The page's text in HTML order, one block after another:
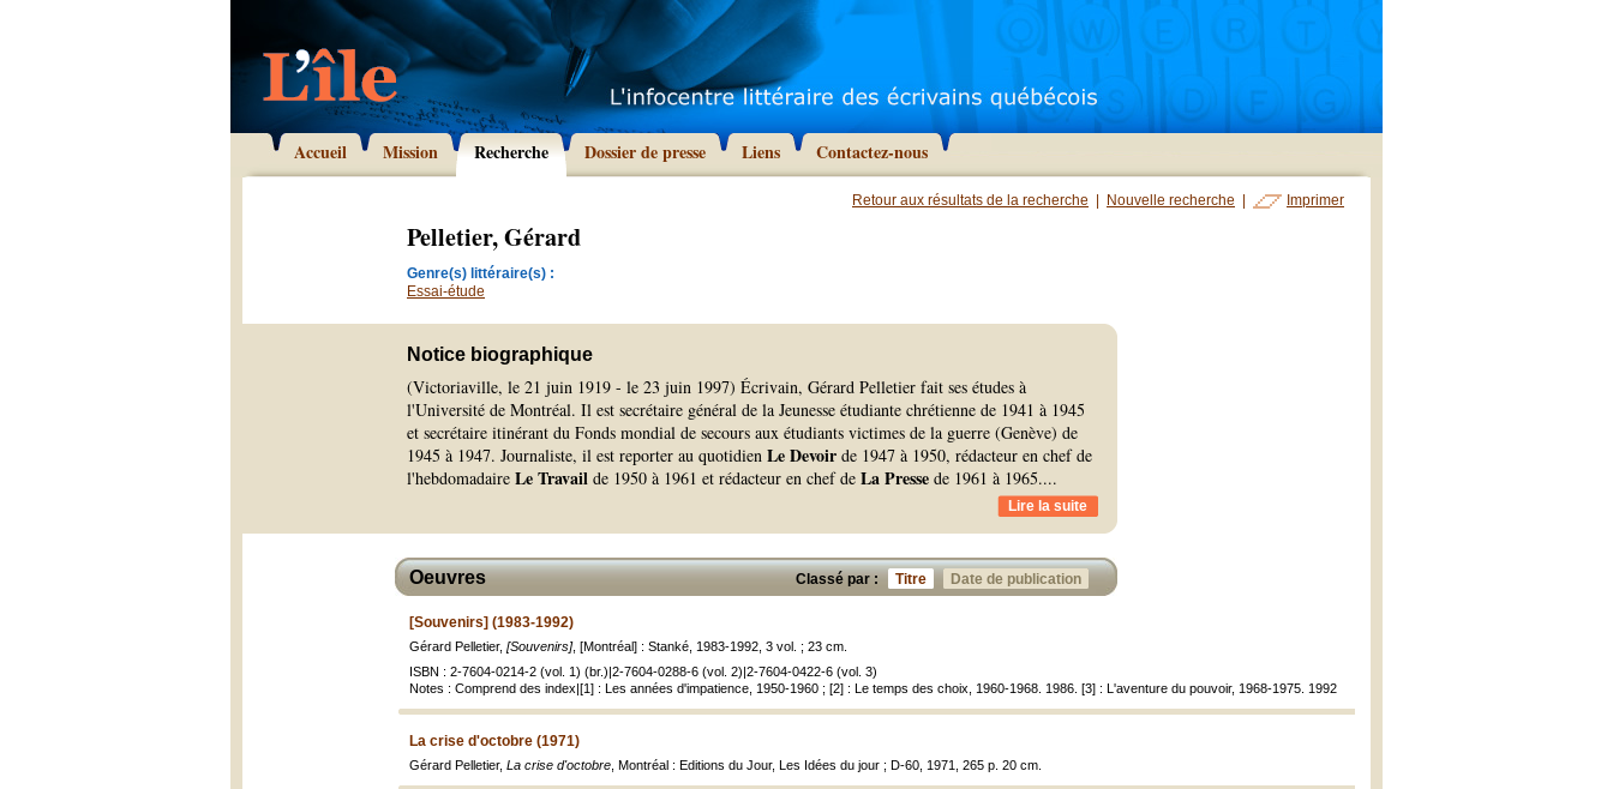
Accueil Mission Recherche Dossier de presse Liens Contactez-nous
Retour aux résultats de la recherche Nouvelle recherche Imprimer
Pelletier, Gérard
Genre(s) littéraire(s) :
Essai-étude
Notice biographique
(Victoriaville, le 21 juin 1919 - le 23 juin 1997) Écrivain, Gérard Pelletier fait ses études à
l'Université de Montréal. Il est secrétaire général de la Jeunesse étudiante chrétienne de 1941 à 1945
et secrétaire itinérant du Fonds mondial de secours aux étudiants victimes de la guerre (Genève) de
1945 à 1947. Journaliste, il est reporter au quotidien Le Devoir de 1947 à 1950, rédacteur en chef de
l'hebdomadaire Le Travail de 1950 à 1961 et rédacteur en chef de La Presse de 1961 à 1965....
Lire la suite
Classé par : Titre Date de publication
Oeuvres
[Souvenirs] (1983-1992)
Gérard Pelletier, [Souvenirs], [Montréal] : Stanké, 1983-1992, 3 vol. ; 23 cm.
ISBN : 2-7604-0214-2 (vol. 1) (br.)|2-7604-0288-6 (vol. 2)|2-7604-0422-6 (vol. 3)
Notes : Comprend des index|[1] : Les années d'impatience, 1950-1960 ; [2] : Le temps des choix, 1960-1968. 1986. [3] : L'aventure du pouvoir, 1968-1975. 1992
La crise d'octobre (1971)
Gérard Pelletier, La crise d'octobre , Montréal : Editions du Jour, Les Idées du jour ; D-60, 1971, 265 p. 20 cm.